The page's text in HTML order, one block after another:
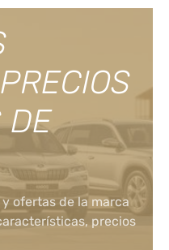
DE
ofertas de la marca
precios